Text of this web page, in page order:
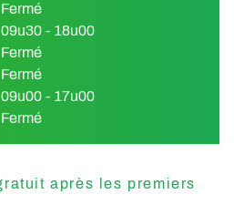
Fermé
09u30 - 18u00
Fermé
Fermé
09u00 - 17u00
Fermé
après les premiers